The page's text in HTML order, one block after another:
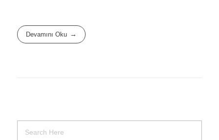
Devamını Oku